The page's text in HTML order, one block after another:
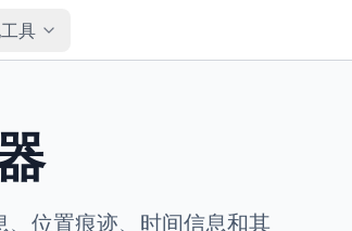
具
位置痕迹、时间信息和其